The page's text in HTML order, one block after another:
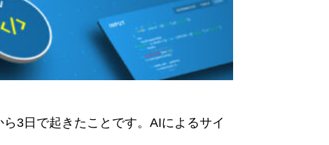
3日で起きたことです。AIによるサイ